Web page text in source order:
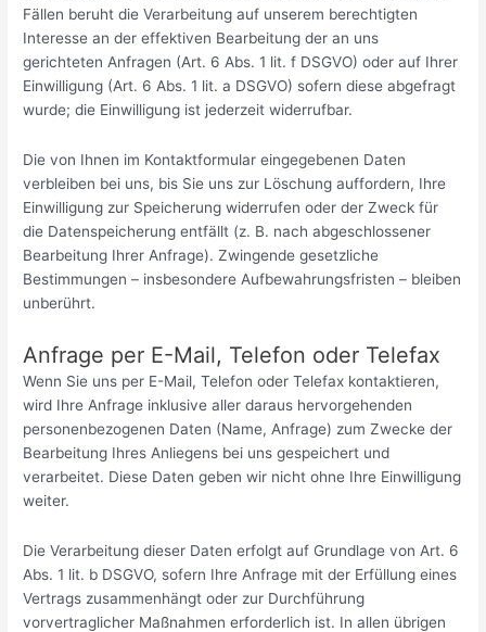
Fällen beruht die Verarbeitung auf unserem berechtigten
Interesse an der effektiven Bearbeitung der an uns
gerichteten Anfragen (Art. 6 Abs. 1 lit. f DSGVO) oder auf Ihrer
Einwilligung (Art. 6 Abs. 1 lit. a DSGVO) sofern diese abgefragt
wurde; die Einwilligung ist jederzeit widerrufbar.
Die von Ihnen im Kontaktformular eingegebenen Daten
verbleiben bei uns, bis Sie uns zur Löschung auffordern, Ihre
Einwilligung zur Speicherung widerrufen oder der Zweck für
die Datenspeicherung entfällt (z. B. nach abgeschlossener
Bearbeitung Ihrer Anfrage). Zwingende gesetzliche
Bestimmungen – insbesondere Aufbewahrungsfristen – bleiben
unberührt.
Anfrage per E-Mail, Telefon oder Telefax
Wenn Sie uns per E-Mail, Telefon oder Telefax kontaktieren,
wird Ihre Anfrage inklusive aller daraus hervorgehenden
personenbezogenen Daten (Name, Anfrage) zum Zwecke der
Bearbeitung Ihres Anliegens bei uns gespeichert und
verarbeitet. Diese Daten geben wir nicht ohne Ihre Einwilligung
weiter.
Die Verarbeitung dieser Daten erfolgt auf Grundlage von Art. 6
Abs. 1 lit. b DSGVO, sofern Ihre Anfrage mit der Erfüllung eines
Vertrags zusammenhängt oder zur Durchführung
vorvertraglicher Maßnahmen erforderlich ist. In allen übrigen